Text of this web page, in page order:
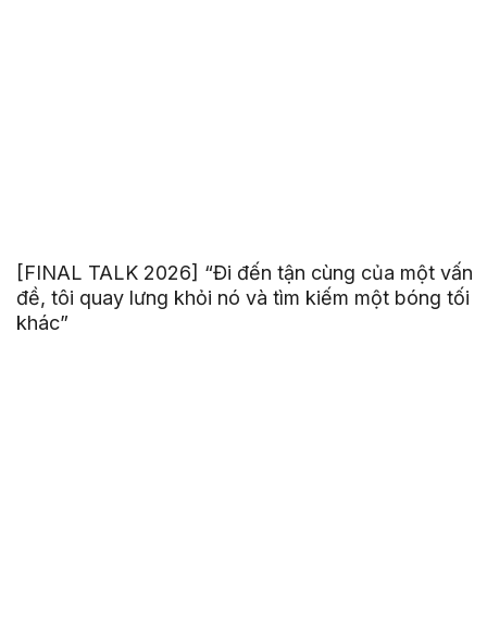
[FINAL TALK 2026] “Đi đến tận cùng của một vấn
đề, tôi quay lưng khỏi nó và tìm kiếm một bóng tối
khác”